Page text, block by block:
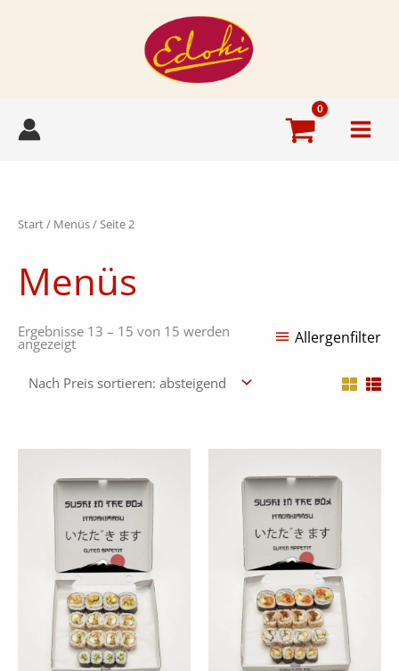
Start/ Menüs/ Seite 2
Menüs
Ergebnisse 13 – 15 von 15 werden
angezeigt
Nach
Preis
Allergenfilter